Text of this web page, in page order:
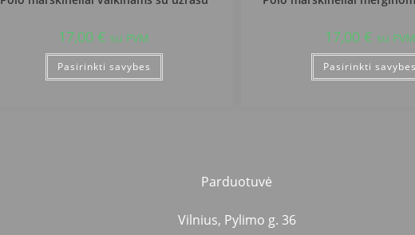
17,00€ su PVM
Pasirinkti savybes
17,00 € su PVM
Pasirinkti savybes
Parduotuvė
Vilnius, Pylimo g. 36